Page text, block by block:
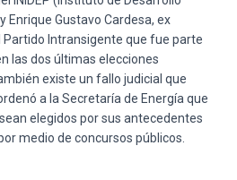
Enrique Gustavo Cardesa, ex
Intransigente que fue parte
las dos últimas elecciones
existe un fallo judicial que
a la Secretaría de Energía que
elegidos por sus antecedentes
medio de concursos públicos.